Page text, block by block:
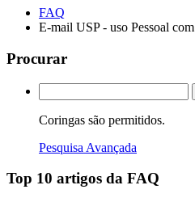
FAQ
E-mail USP - uso Pessoal
Procurar
Coringas são permitidos.
Pesquisa Avançada
Top 10 artigos da FAQ